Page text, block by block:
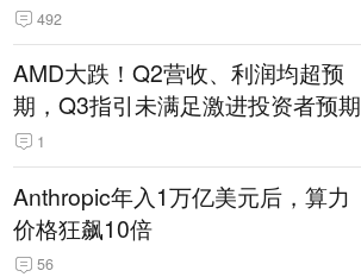
492
AMD大跌！Q2营收、利润均超预
期，Q3指引未满足激进投资者预期
1
Anthropic年入1万亿美元后，算力
价格狂飙10倍
56